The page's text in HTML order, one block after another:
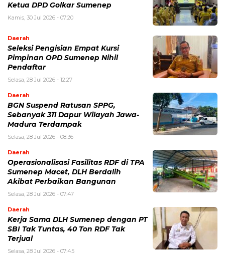
Ketua DPD Golkar Sumenep
Kamis, 30 Jul 2026 - 07:20
Daerah
Seleksi Pengisian Empat Kursi
Pimpinan OPD Sumenep Nihil
Pendaftar
Selasa, 28 Jul 2026 - 12:27
Daerah
BGN Suspend Ratusan SPPG,
Sebanyak 311 Dapur Wilayah Jawa-
Madura Terdampak
Selasa, 28 Jul 2026 - 08:36
Daerah
Operasionalisasi Fasilitas RDF di TPA
Sumenep Macet, DLH Berdalih
Akibat Perbaikan Bangunan
Selasa, 28 Jul 2026 - 07:47
Daerah
Kerja Sama DLH Sumenep dengan PT
SBI Tak Tuntas, 40 Ton RDF Tak
Terjual
Selasa, 28 Jul 2026 - 07:45